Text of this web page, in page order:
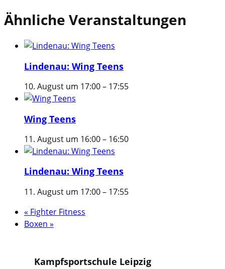
Ähnliche Veranstaltungen
Lindenau: Wing Teens
10. August um 17:00– 17:55
Wing Teens
11. August um 16:00– 16:50
Lindenau: Wing Teens
11. August um 17:00– 17:55
« Fighter Fitness
Boxen »
Kampfsportschule Leipzig